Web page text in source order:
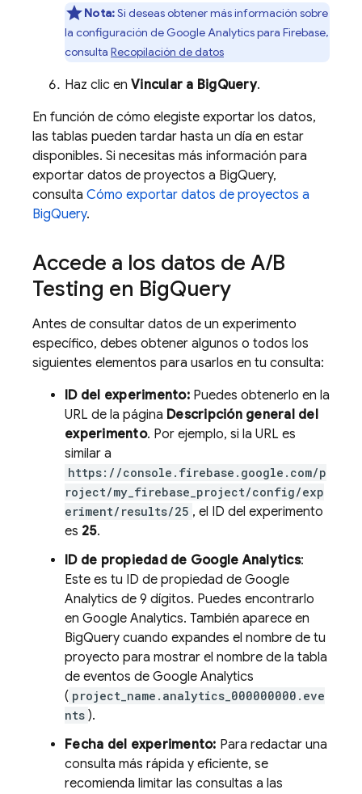
Nota:Si deseas obtener más información sobre
la configuración de Google Analyticspara Firebase,
consulta Recopilación de datos
Haz clic en Vincular a BigQuery.
En función de cómo elegiste exportar los datos,
las tablas pueden tardar hasta un día en estar
disponibles. Si necesitas más información para
exportar datos de proyectos a BigQuery,
consulta Cómo exportar datos de proyectos a
BigQuery.
Accede a los datos de A/B
Testing en BigQuery
Antes de consultar datos de un experimento
específico, debes obtener algunos o todos los
siguientes elementos para usarlos en tu consulta:
ID del experimento:Puedes obtenerlo en la
URL de la página Descripción general del
experimento. Por ejemplo, si la URL es
similar a
https://console.firebase.google.com/p
roject/my_firebase_project/config/exp
eriment/results/25 , el ID del experimento
es 25.
ID de propiedad de Google Analytics:
Este es tu ID de propiedad de Google
Analytics de 9 dígitos. Puedes encontrarlo
en Google Analytics. También aparece en
BigQuery cuando expandes el nombre de tu
proyecto para mostrar el nombre de la tabla
de eventos de Google Analytics
( project_name.analytics_000000000.eve
nts ).
Fecha del experimento: Para redactar una
consulta más rápida y eficiente, se
recomienda limitar las consultas a las